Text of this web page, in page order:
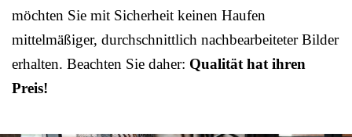
möchten Sie mit Sicherheit keinen Haufen
mittelmäßiger, durchschnittlich nachbearbeiteter Bilder
erhalten. Beachten Sie daher: Qualität hat ihren
Preis!